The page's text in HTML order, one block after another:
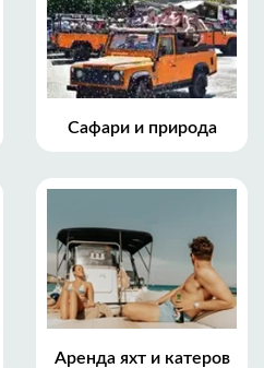
Сафари и природа
Аренда яхт и катеров